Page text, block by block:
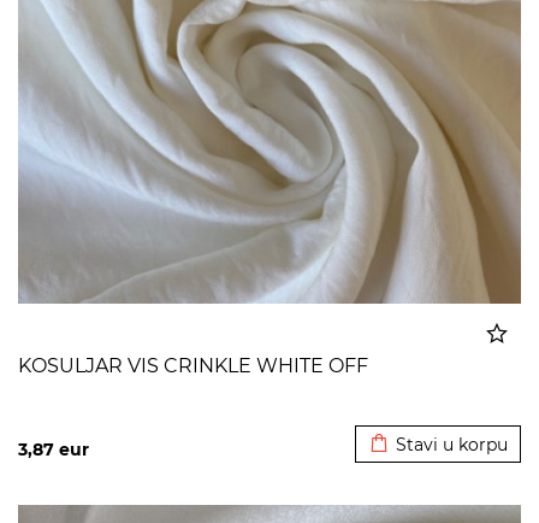
KOSULJAR VIS CRINKLE WHITE OFF
3,87 eur Stavi u korpu